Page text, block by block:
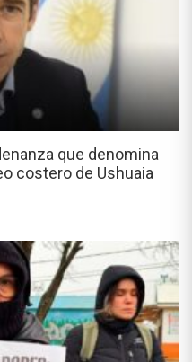
que denomina
costero de Ushuaia